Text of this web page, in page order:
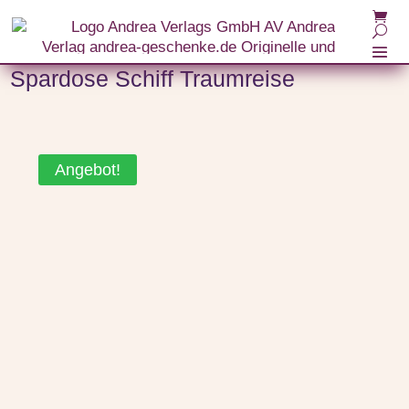
Start /Geburtstagsgeschenke zum Geburtstag / Spardose Schiff Traumreise
Spardose Schiff Traumreise
Angebot!